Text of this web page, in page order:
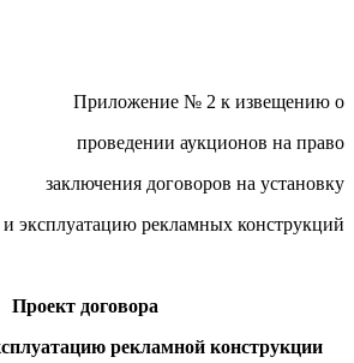
Приложение № 2 к извещению о
проведении аукционов на право
заключения договоров на установку
и эксплуатацию рекламных конструкций
Проект договора
рекламной конструкции